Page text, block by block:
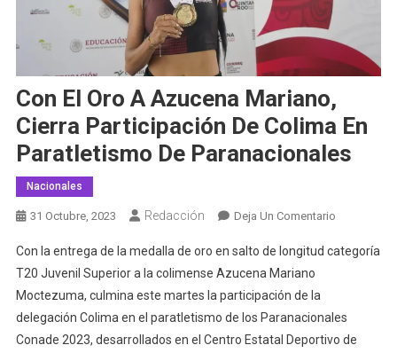
Con El Oro A Azucena Mariano,
Cierra Participación De Colima En
Paratletismo De Paranacionales
Nacionales
31 Octubre, 2023 Redacción Deja Un ComentarioEn
El
Azucena
Mariano,
Con la entrega de la medalla de oro en salto de longitud categoría
T20 Juvenil Superior a la colimense Azucena Mariano
Moctezuma, culmina este martes la participación de la
delegación Colima en el paratletismo de los Paranacionales
Conade 2023, desarrollados en el Centro Estatal Deportivo de